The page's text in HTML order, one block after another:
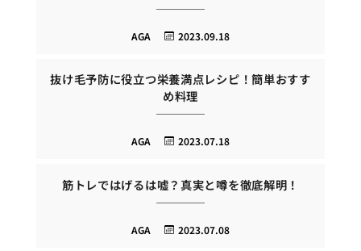
2023.09.18
AGA
抜け毛予防に役立つ栄養満点レシピ！簡単おすす
め料理
2023.07.18
AGA
筋トレではげるは嘘？真実と噂を徹底解明！
2023.07.08
AGA